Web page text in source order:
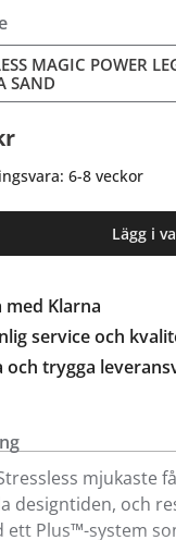
MAGIC POWER
SAND
6-8 veckor
Lägg i
med Klarna
service och
och trygga
mjukaste
designtiden, och
ett Plus™-system